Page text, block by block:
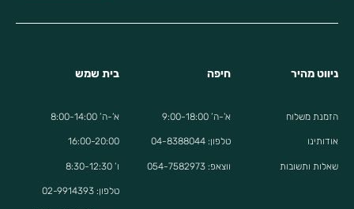
ניווט מהיר
הזמנת משלוח
אודותינו
שאלות ותשובות
חיפה
א’-ה’ 9:00-18:00
טלפון: 04-8388044
ווצאפ:054-7582973
בית שמש
א’-ה’ 8:00-14:00
16:00-20:00
ו’ 8:30-12:30
טלפון: 02-9914393